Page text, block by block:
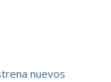
nuevos